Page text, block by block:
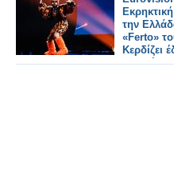
την
«Ferto»
Κερδίζει